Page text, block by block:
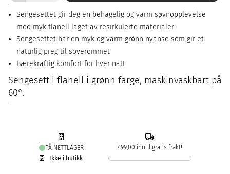
Sengesettet gir deg en behagelig og varm søvnopplevelse
med myk flanell laget av resirkulerte materialer
Sengesettet har en myk og varm grønn nyanse som gir et
naturlig preg til soverommet
Bærekraftig komfort for hver natt
Sengesett i flanell i grønn farge, maskinvaskbart på
60°.
PÅ NETTLAGER
Ikke i butikk
499,00 inntil gratis frakt!